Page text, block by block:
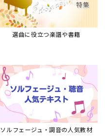
選曲に役立つ楽譜や書籍
ソルフェージュ・調音の人気教材